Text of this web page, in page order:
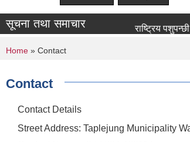
सूचना तथा समाचार राष्ट्रिय पशुपन्छी
You are here
Home » Contact
Contact
Contact Details
Street Address: Taplejung Municipality